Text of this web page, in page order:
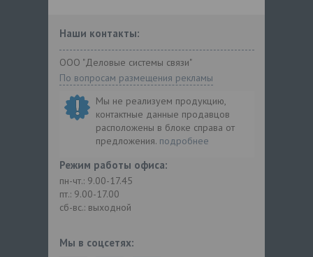
Наши контакты:
ООО "Деловые системы связи"
По вопросам размещения рекламы
Мы не реализуем продукцию,
контактные данные продавцов
расположены в блоке справа от
предложения. подробнее
Режим работы офиса:
пн-чт.: 9.00-17.45
пт.: 9.00-17.00
сб-вс.: выходной
Мы в соцсетях: